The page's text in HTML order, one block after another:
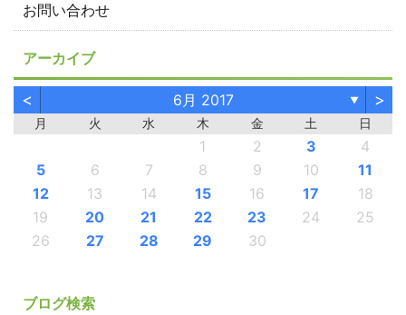
お問い合わせ
アーカイブ
< 6月 2017 ▼ >
月 火 水 木 金 土 日
1 2 3
4
5
6 7 8 9 10
11
12
13 14 15 16 17
18
19
20 21 22 23 24
25
26
27 28 29 30
ブログ検索